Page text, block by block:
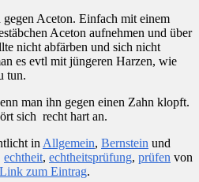
Aceton. Einfach mit einem
Aceton aufnehmen und über
nicht abfärben und sich nicht
es evtl mit jüngeren Harzen, wie
tun.
man ihn gegen einen Zahn klopft.
sich recht hart an.
inAllgemein, Bernstein und
echtheit, echtheitsprüfung, prüfen von
zum Eintrag.